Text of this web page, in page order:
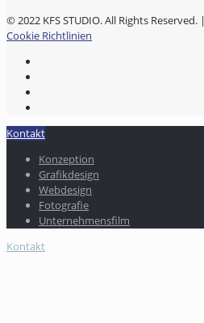
© 2022 KFS STUDIO. All Rights Reserved. |
Cookie Richtlinien
Kontakt
Konzeption
Grafikdesign
Webdesign
Fotografie
Unternehmensfilm
Kontakt